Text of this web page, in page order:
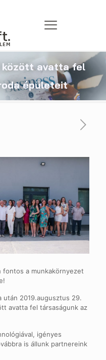
között avatta fel
épületeit
fontos a munkakörnyezet
után 2019.augusztus 29.
avatta fel társaságunk az
igényes
is állunk partnereink